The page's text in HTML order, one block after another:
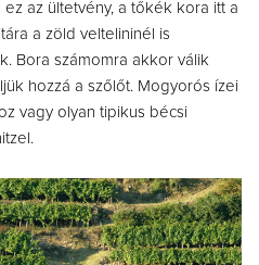
az ültetvény, a tőkék kora itt a
a zöld veltelininél is
Bora számomra akkor válik
hozzá a szőlőt. Mogyorós ízei
vagy olyan tipikus bécsi